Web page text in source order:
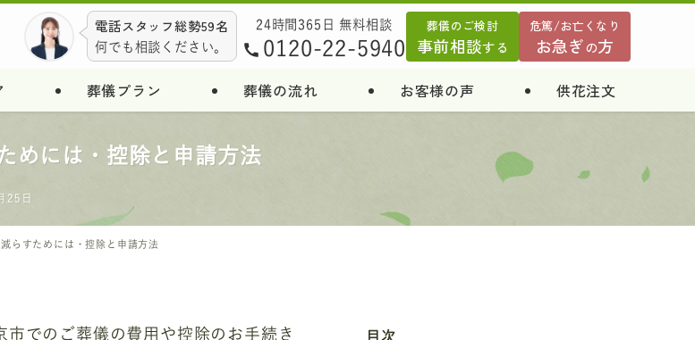
葬儀プラン 葬儀の流れ お客様の声 供花注文
電話スタッフ総勢59名
何でも相談ください。
24時間365日 無料相談
0120-22-5940
葬儀のご検討
事前相談する
危篤/お亡くなり
お急ぎの方
めには・控除と申請方法
25日
らすためには・控除と申請方法
でのご葬儀の費用や控除のお手続き
目次